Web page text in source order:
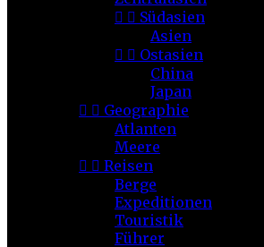
  Südasien
Asien
  Ostasien
China
Japan
  Geographie
Atlanten
Meere
  Reisen
Berge
Expeditionen
Touristik
Führer